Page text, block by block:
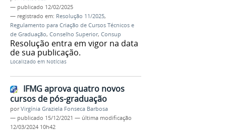
— publicado 12/02/2025
— registrado em: Resolução 11/2025,
Regulamento para Criação de Cursos Técnicos e
de Graduação, Conselho Superior, Consup
Resolução entra em vigor na data
de sua publicação.
Localizado em Notícias
IFMG aprova quatro novos
cursos de pós-graduação
porVirgínia Graziela Fonseca Barbosa
— publicado 15/12/2021 — última modificação
12/03/2024 10h42